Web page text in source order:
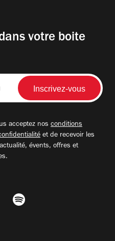
votre boite
acceptez nos conditions
et de recevoir les
évents, offres et